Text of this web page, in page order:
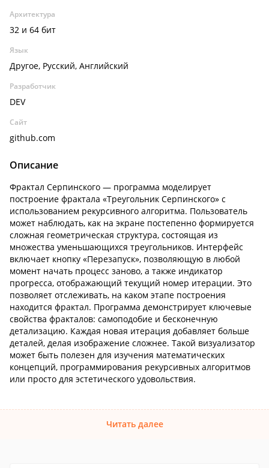
Архитектура
32 и 64 бит
Язык
Другое, Русский, Английский
Разработчик
DEV
Сайт
github.com
Описание
Фрактал Серпинского — программа моделирует
построение фрактала «Треугольник Серпинского» с
использованием рекурсивного алгоритма. Пользователь
может наблюдать, как на экране постепенно формируется
сложная геометрическая структура, состоящая из
множества уменьшающихся треугольников. Интерфейс
включает кнопку «Перезапуск», позволяющую в любой
момент начать процесс заново, а также индикатор
прогресса, отображающий текущий номер итерации. Это
позволяет отслеживать, на каком этапе построения
находится фрактал. Программа демонстрирует ключевые
свойства фракталов: самоподобие и бесконечную
детализацию. Каждая новая итерация добавляет больше
деталей, делая изображение сложнее. Такой визуализатор
может быть полезен для изучения математических
концепций, программирования рекурсивных алгоритмов
или просто для эстетического удовольствия.
Читать далее